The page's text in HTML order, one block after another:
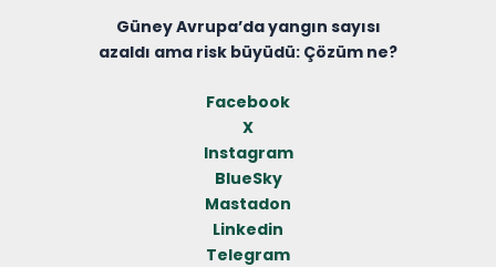
Güney Avrupa’da yangın sayısı
azaldı ama risk büyüdü: Çözüm ne?
Facebook
X
Instagram
BlueSky
Mastadon
Linkedin
Telegram